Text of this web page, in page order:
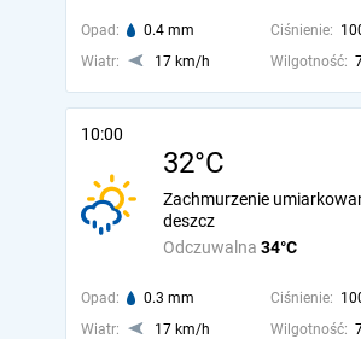
Opad: 0.4 mm Ciśnienie:
Wiatr:
17 km/h Wilgotność:
10:00
32°C
Odczuwalna 34°C
Zachmurzenie
deszcz
Opad: 0.3 mm Ciśnienie:
Wiatr:
17 km/h Wilgotność: